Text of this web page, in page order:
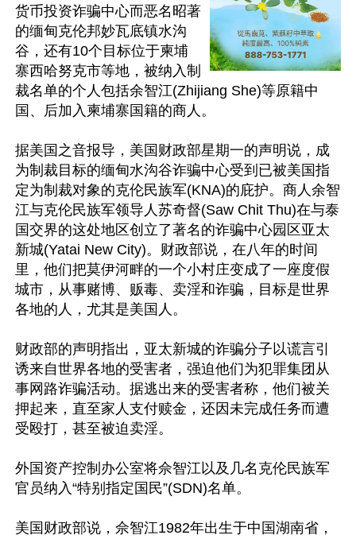
货币投资诈骗中心而恶名昭著
的缅甸克伦邦妙瓦底镇水沟
谷，还有10个目标位于柬埔
寨西哈努克市等地，被纳入制
裁名单的个人包括余智江(Zhijiang She)等原籍中
国、后加入柬埔寨国籍的商人。
据美国之音报导，美国财政部星期一的声明说，成
为制裁目标的缅甸水沟谷诈骗中心受到已被美国指
定为制裁对象的克伦民族军(KNA)的庇护。商人余智
江与克伦民族军领导人苏奇督(Saw Chit Thu)在与泰
国交界的这处地区创立了著名的诈骗中心园区亚太
新城(Yatai New City)。财政部说，在八年的时间
里，他们把莫伊河畔的一个小村庄变成了一座度假
城市，从事赌博、贩毒、卖淫和诈骗，目标是世界
各地的人，尤其是美国人。
财政部的声明指出，亚太新城的诈骗分子以谎言引
诱来自世界各地的受害者，强迫他们为犯罪集团从
事网路诈骗活动。据逃出来的受害者称，他们被关
押起来，直至家人支付赎金，还因未完成任务而遭
受殴打，甚至被迫卖淫。
外国资产控制办公室将佘智江以及几名克伦民族军
官员纳入“特别指定国民”(SDN)名单。
美国财政部说，佘智江1982年出生于中国湖南省，